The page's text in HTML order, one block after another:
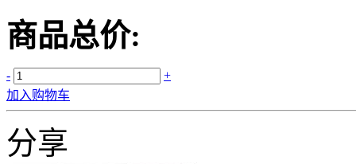
商品总价:
-
+
加入购物车
分享